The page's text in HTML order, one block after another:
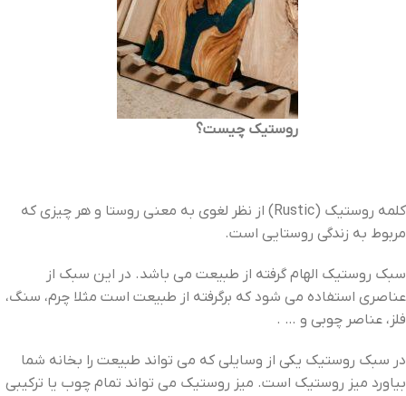
روستیک چیست؟
کلمه روستیک (Rustic) از نظر لغوی به معنی روستا و هر چیزی که
مربوط به زندگی روستایی است.
سبک روستیک الهام گرفته از طبیعت می باشد. در این سبک از
عناصری استفاده می شود که برگرفته از طبیعت است مثلا چرم، سنگ،
فلز، عناصر چوبی و … .
در سبک روستیک یکی از وسایلی که می تواند طبیعت را بخانه شما
بیاورد میز روستیک است. میز روستیک می تواند تمام چوب یا ترکیبی